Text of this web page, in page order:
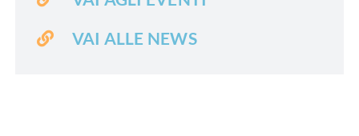
VAI ALLE NEWS